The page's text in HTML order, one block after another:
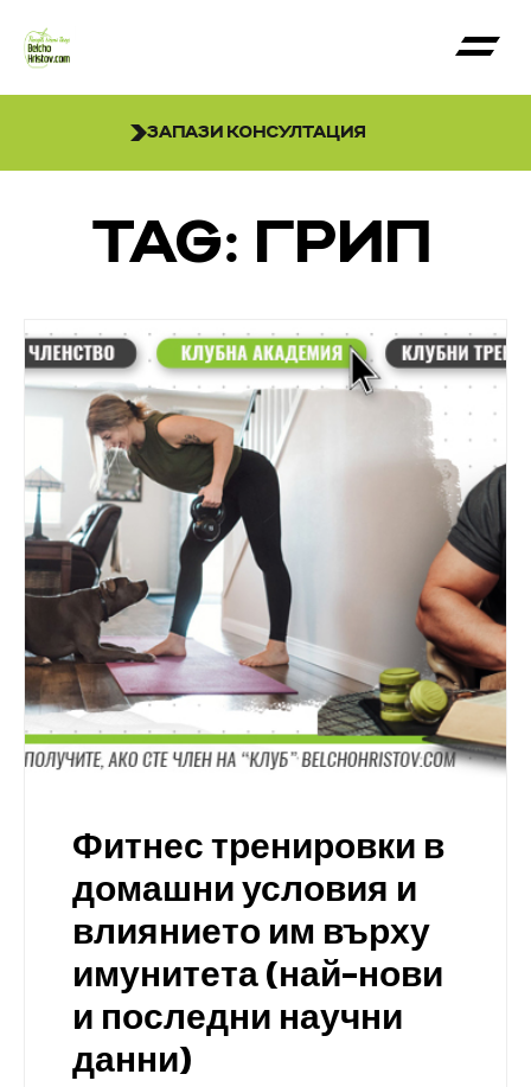
ЗАПАЗИ КОНСУЛТАЦИЯ
TAG: ГРИП
Фитнес тренировки в
домашни условия и
влиянието им върху
имунитета (най-нови
и последни научни
данни)